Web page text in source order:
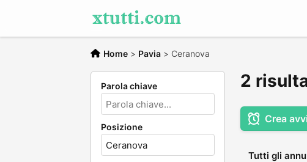
Home > Pavia > Ceranova
Parola chiave
Posizione
2
Crea
Tutti gli